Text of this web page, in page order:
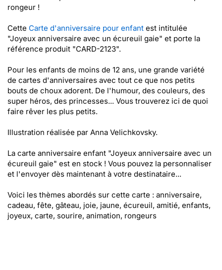
rongeur !
Cette Carte d'anniversaire pour enfant est intitulée
"Joyeux anniversaire avec un écureuil gaie" et porte la
référence produit "CARD-2123".
Pour les enfants de moins de 12 ans, une grande variété
de cartes d'anniversaires avec tout ce que nos petits
bouts de choux adorent. De l'humour, des couleurs, des
super héros, des princesses... Vous trouverez ici de quoi
faire rêver les plus petits.
Illustration réalisée par Anna Velichkovsky.
La carte anniversaire enfant "Joyeux anniversaire avec un
écureuil gaie" est en stock ! Vous pouvez la personnaliser
et l'envoyer dès maintenant à votre destinataire...
Voici les thèmes abordés sur cette carte : anniversaire,
cadeau, fête, gâteau, joie, jaune, écureuil, amitié, enfants,
joyeux, carte, sourire, animation, rongeurs